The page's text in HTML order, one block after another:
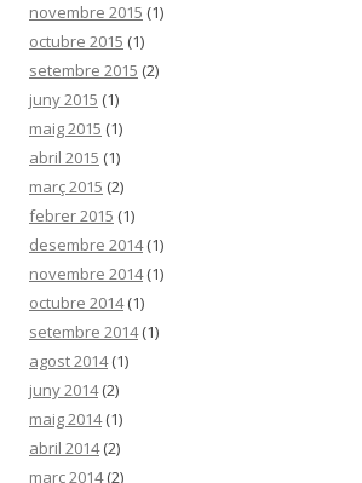
novembre 2015 (1)
octubre 2015 (1)
setembre 2015 (2)
juny 2015 (1)
maig 2015 (1)
abril 2015 (1)
març 2015 (2)
febrer 2015 (1)
desembre 2014(1)
novembre 2014(1)
octubre 2014(1)
setembre 2014(1)
agost 2014(1)
juny 2014(2)
maig 2014(1)
abril 2014(2)
març 2014(2)